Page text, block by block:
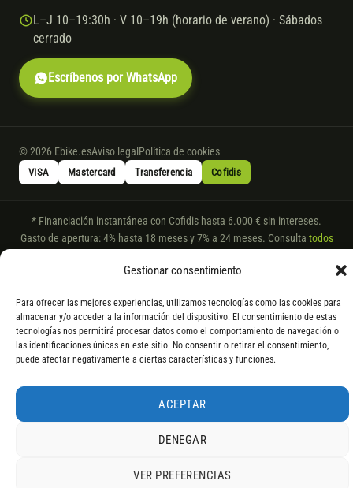
Gestionar consentimiento
Para ofrecer las mejores experiencias, utilizamos tecnologías como las cookies para
almacenar y/o acceder a la información del dispositivo. El consentimiento de estas
tecnologías nos permitirá procesar datos como el comportamiento de navegación o
las identificaciones únicas en este sitio. No consentir o retirar el consentimiento,
puede afectar negativamente a ciertas características y funciones.
ACEPTAR
DENEGAR
VER PREFERENCIAS
L–J 10–19:30h · V 10–19h (horario de verano) · Sábados
cerrado
Escríbenos por WhatsApp
© 2026 Ebike.esAviso legal Política de cookies
VISA Mastercard Transferencia Cofidis
* Financiación instantánea con Cofidis hasta 6.000 € sin intereses.
Gasto de apertura: 4% hasta 18 meses y 7% a 24 meses. Consulta todos
pago; los de bajo pedido se confirman con un asesor. Si no fuera posible
servir el producto, se devuelve el importe sin coste. La información de
componentes es orientativa; los fabricantes pueden sustituir elementos
por otros equivalentes o superiores.